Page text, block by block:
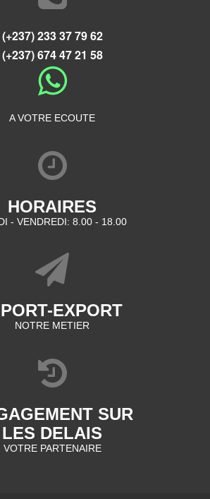
(+237) 233 37 79 62
(+237) 674 47 21 58
A VOTRE ECOUTE
HORAIRES
- VENDREDI: 8.00 - 18.00
EXPORT
NOTRE METIER
SUR
LES DELAIS
VOTRE PARTENAIRE